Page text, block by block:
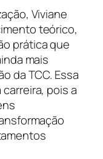
Viviane
teórico,
prática que
mais
da TCC. Essa
pois a